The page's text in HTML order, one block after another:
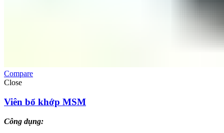
Compare
Close
Viên bổ khớp MSM
Công dụng: